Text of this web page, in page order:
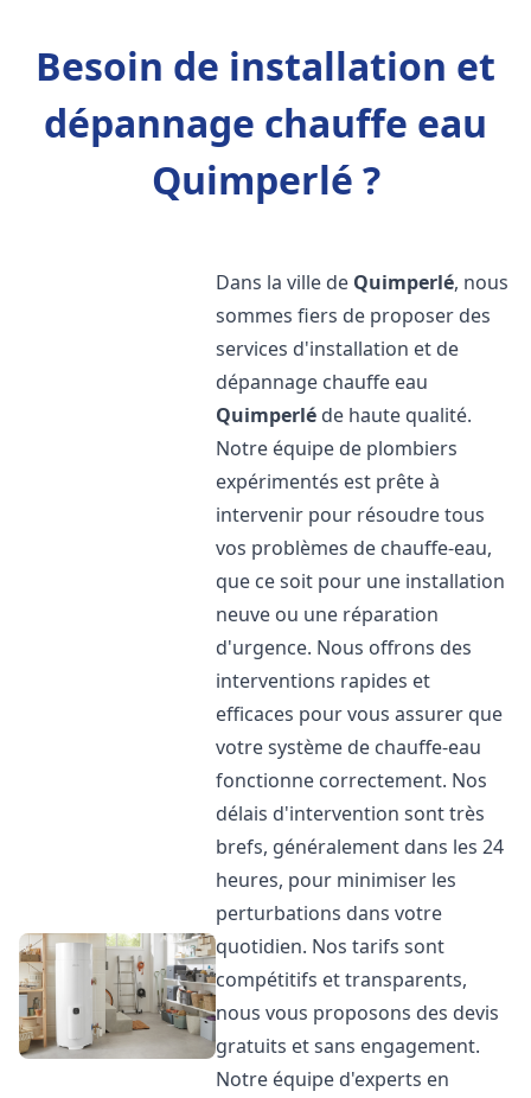
Besoin de installation et
dépannage chauffe eau
Quimperlé ?
Dans la ville de Quimperlé, nous
sommes fiers de proposer des
services d'installation et de
dépannage chauffe eau
Quimperlé de haute qualité.
Notre équipe de plombiers
expérimentés est prête à
intervenir pour résoudre tous
vos problèmes de chauffe-eau,
que ce soit pour une installation
neuve ou une réparation
d'urgence. Nous offrons des
interventions rapides et
efficaces pour vous assurer que
votre système de chauffe-eau
fonctionne correctement. Nos
délais d'intervention sont très
brefs, généralement dans les 24
heures, pour minimiser les
perturbations dans votre
quotidien. Nos tarifs sont
compétitifs et transparents,
nous vous proposons des devis
gratuits et sans engagement.
Notre équipe d'experts en